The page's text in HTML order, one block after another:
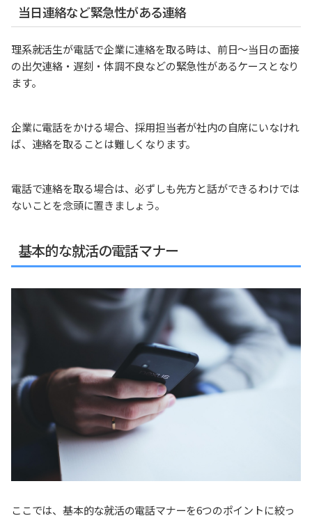
当日連絡など緊急性がある連絡
理系就活生が電話で企業に連絡を取る時は、前日～当日の面接
の出欠連絡・遅刻・体調不良などの緊急性があるケースとなり
ます。
企業に電話をかける場合、採用担当者が社内の自席にいなけれ
ば、連絡を取ることは難しくなります。
電話で連絡を取る場合は、必ずしも先方と話ができるわけでは
ないことを念頭に置きましょう。
基本的な就活の電話マナー
ここでは、基本的な就活の電話マナーを6つのポイントに絞っ